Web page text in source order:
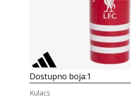
Dostupno boja:1
Kulacs